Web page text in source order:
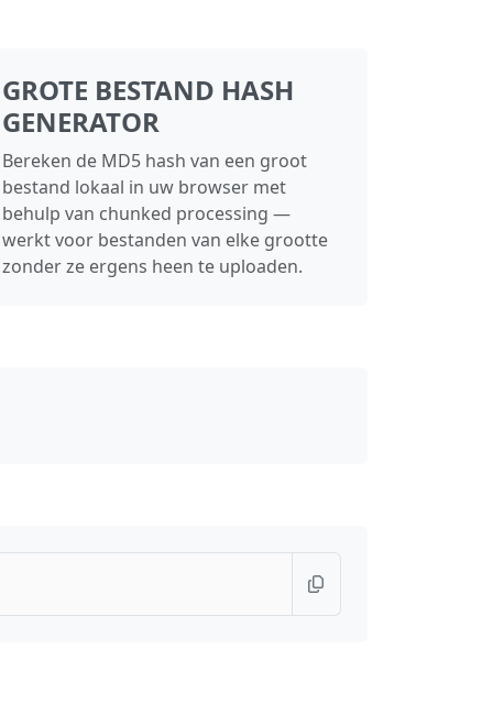
GROTE BESTAND HASH
GENERATOR
Bereken de MD5 hash van een groot
bestand lokaal in uw browser met
behulp van chunked processing —
werkt voor bestanden van elke grootte
zonder ze ergens heen te uploaden.